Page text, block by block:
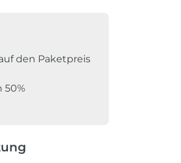
den Paketpreis
50%